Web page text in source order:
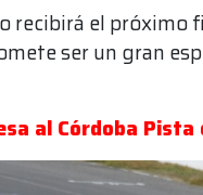
recibirá el próximo
ser un gran
al Córdoba Pista